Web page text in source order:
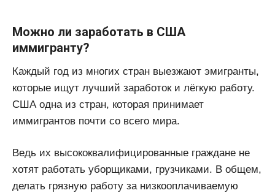
Можно ли заработать в США
иммигранту?
Каждый год из многих стран выезжают эмигранты,
которые ищут лучший заработок и лёгкую работу.
США одна из стран, которая принимает
иммигрантов почти со всего мира.
Ведь их высококвалифицированные граждане не
хотят работать уборщиками, грузчиками. В общем,
делать грязную работу за низкооплачиваемую